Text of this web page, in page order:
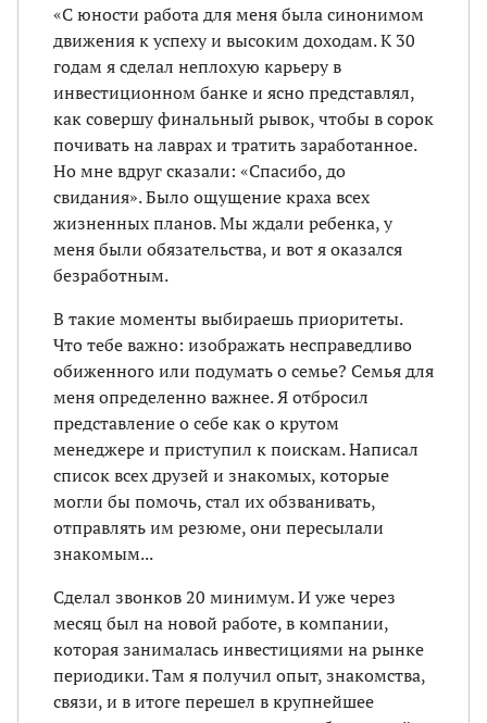
«С юности работа для меня была синонимом
движения к успеху и высоким доходам. К 30
годам я сделал неплохую карьеру в
инвестиционном банке и ясно представлял,
как совершу финальный рывок, чтобы в сорок
почивать на лаврах и тратить заработанное.
Но мне вдруг сказали: «Спасибо, до
свидания». Было ощущение краха всех
жизненных планов. Мы ждали ребенка, у
меня были обязательства, и вот я оказался
безработным.
В такие моменты выбираешь приоритеты.
Что тебе важно: изображать несправедливо
обиженного или подумать о семье? Семья для
меня определенно важнее. Я отбросил
представление о себе как о крутом
менеджере и приступил к поискам. Написал
список всех друзей и знакомых, которые
могли бы помочь, стал их обзванивать,
отправлять им резюме, они пересылали
знакомым...
Сделал звонков 20 минимум. И уже через
месяц был на новой работе, в компании,
которая занималась инвестициями на рынке
периодики. Там я получил опыт, знакомства,
связи, и в итоге перешел в крупнейшее